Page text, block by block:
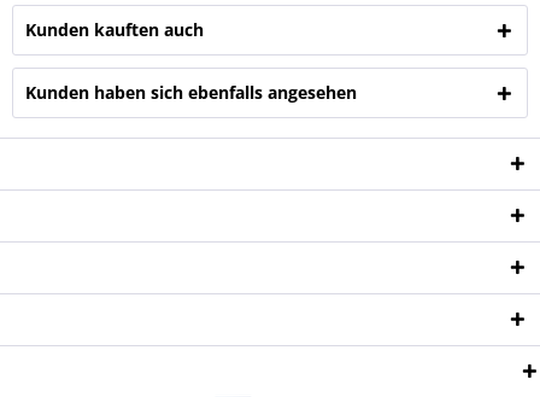
Kunden kauften auch
Kunden haben sich ebenfalls angesehen